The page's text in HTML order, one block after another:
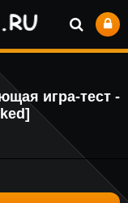
игра-тест -